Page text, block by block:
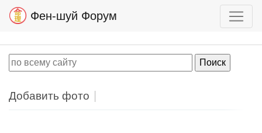
Фен-шуй Форум
Добавить фото